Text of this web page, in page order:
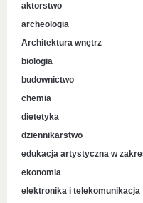
aktorstwo
archeologia
Architektura wnętrz
biologia
budownictwo
chemia
dietetyka
dziennikarstwo
edukacja artystyczna w
ekonomia
elektronika i telekomunikacja